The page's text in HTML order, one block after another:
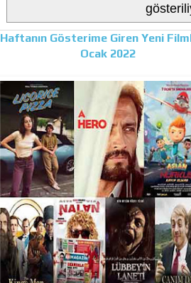
Haftanın Gösterime Giren Yeni
Ocak 2022